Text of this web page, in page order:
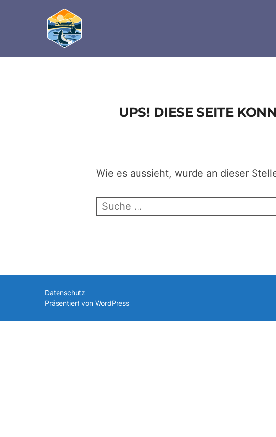
define('DISALLOW_FILE_EDIT', true);
UPS! DIESE SEITE
Wie es aussieht, wurde an dieser
Suchen
Datenschutz
Präsentiert von WordPress